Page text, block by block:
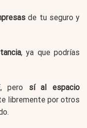
de tu seguro y
, ya que podrías
pero sí al espacio
libremente por otros